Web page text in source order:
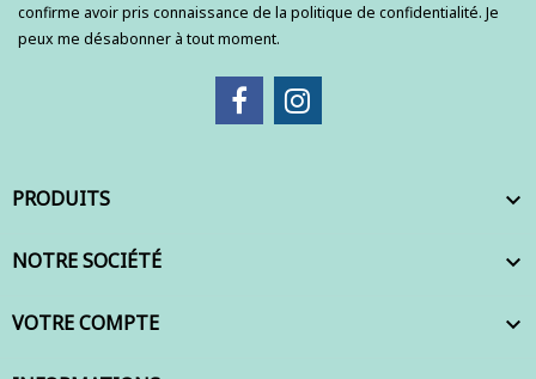
confirme avoir pris connaissance de la politique de confidentialité. Je
peux me désabonner à tout moment.
PRODUITS 
NOTRE SOCIÉTÉ 
VOTRE COMPTE 